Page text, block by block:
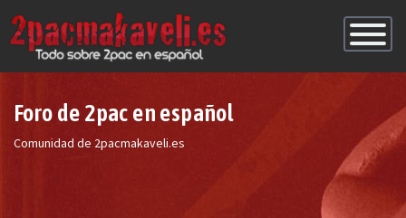
de
Foro de 2pac en español
Comunidad de 2pacmakaveli.es